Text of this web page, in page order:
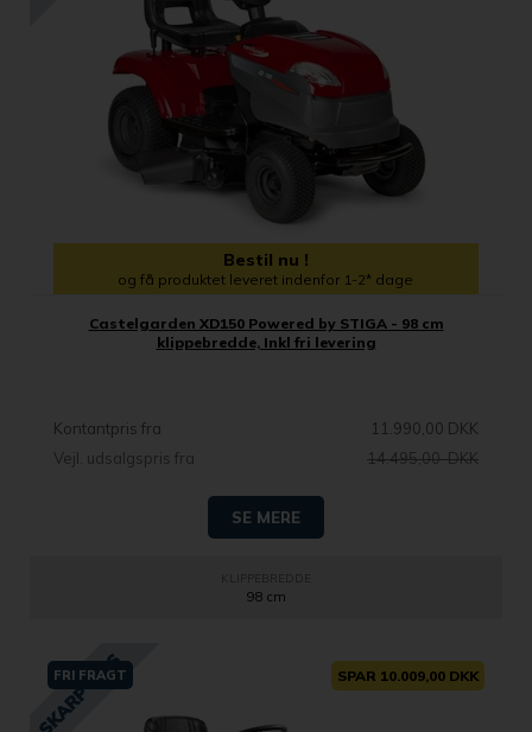
Bestil nu !
og få produktet leveret indenfor 1-2* dage
Castelgarden XD150 Powered by STIGA - 98 cm
klippebredde, Inkl fri levering
Kontantpris fra
11.990,00 DKK
Vejl. udsalgspris fra
14.495,00 DKK
SE MERE
98 cm
FRI FRAGT SPAR 10.009,00 DKK